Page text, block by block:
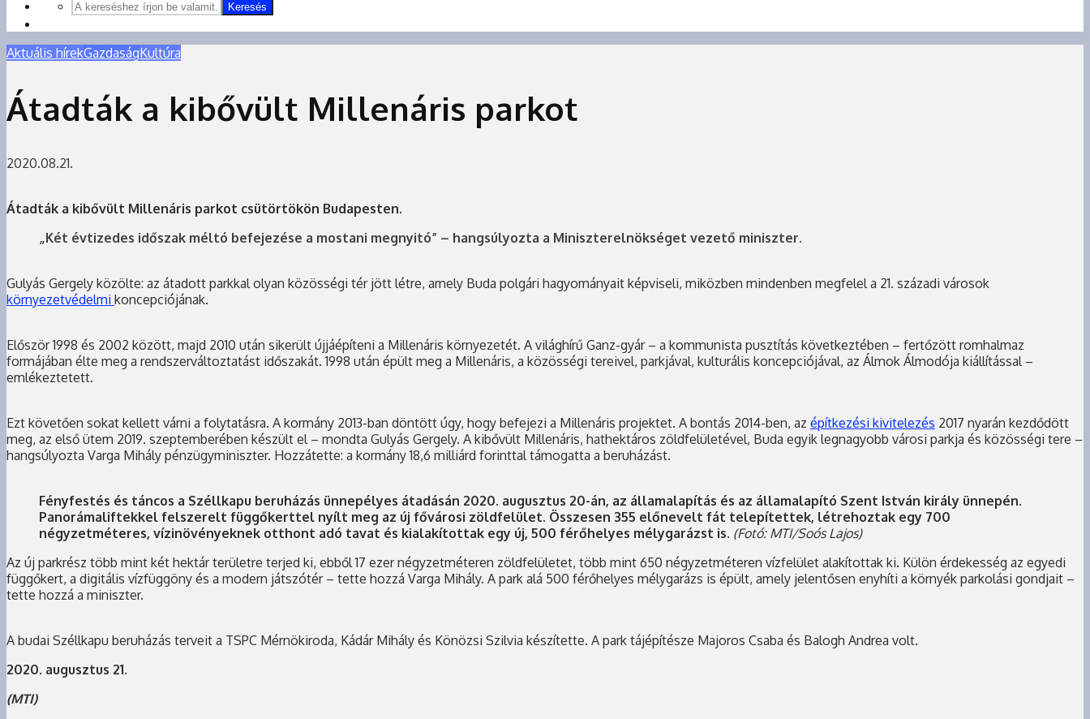
Keresés
Aktuális hírekGazdaságKultúra
Átadták a kibővült Millenáris parkot
2020.08.21.
Átadták a kibővült Millenáris parkot csütörtökön Budapesten.
„Két évtizedes időszak méltó befejezése a mostani megnyitó” – hangsúlyozta a Miniszterelnökséget vezető miniszter.
Gulyás Gergely közölte: az átadott parkkal olyan közösségi tér jött létre, amely Buda polgári hagyományait képviseli, miközben mindenben megfelel a 21. századi városok
környezetvédelmi koncepciójának.
Először 1998 és 2002 között, majd 2010 után sikerült újjáépíteni a Millenáris környezetét. A világhírű Ganz-gyár – a kommunista pusztítás következtében – fertőzött romhalmaz
formájában élte meg a rendszerváltoztatást időszakát. 1998 után épült meg a Millenáris, a közösségi tereivel, parkjával, kulturális koncepciójával, az Álmok Álmodója kiállítással –
emlékeztetett.
Ezt követően sokat kellett várni a folytatásra. A kormány 2013-ban döntött úgy, hogy befejezi a Millenáris projektet. A bontás 2014-ben, az építkezési kivitelezés 2017 nyarán kezdődött
meg, az első ütem 2019. szeptemberében készült el – mondta Gulyás Gergely. A kibővült Millenáris, hathektáros zöldfelületével, Buda egyik legnagyobb városi parkja és közösségi tere –
hangsúlyozta Varga Mihály pénzügyminiszter. Hozzátette: a kormány 18,6 milliárd forinttal támogatta a beruházást.
Fényfestés és táncos a Széllkapu beruházás ünnepélyes átadásán 2020. augusztus 20-án, az államalapítás és az államalapító Szent István király ünnepén.
Panorámaliftekkel felszerelt függőkerttel nyílt meg az új fővárosi zöldfelület. Összesen 355 előnevelt fát telepítettek, létrehoztak egy 700
négyzetméteres, vízinövényeknek otthont adó tavat és kialakítottak egy új, 500 férőhelyes mélygarázst is. (Fotó: MTI/Soós Lajos)
Az új parkrész több mint két hektár területre terjed ki, ebből 17 ezer négyzetméteren zöldfelületet, több mint 650 négyzetméteren vízfelület alakítottak ki. Külön érdekesség az egyedi
függőkert, a digitális vízfüggöny és a modern játszótér – tette hozzá Varga Mihály. A park alá 500 férőhelyes mélygarázs is épült, amely jelentősen enyhíti a környék parkolási gondjait –
tette hozzá a miniszter.
A budai Széllkapu beruházás terveit a TSPC Mérnökiroda, Kádár Mihály és Könözsi Szilvia készítette. A park tájépítésze Majoros Csaba és Balogh Andrea volt.
2020. augusztus 21.
(MTI)